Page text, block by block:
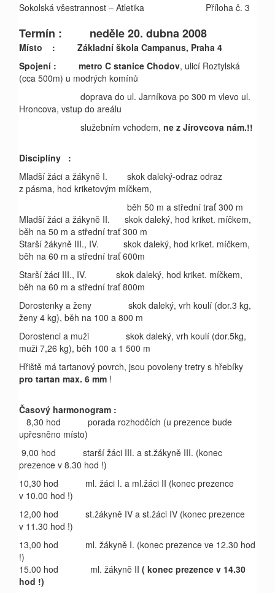
Sokolská všestrannost – Atletika Příloha č. 3
Termín : neděle 20. dubna 2008
Místo
: Základní škola Campanus, Praha 4
Spojení : metro C stanice Chodov, ulicí Roztylská
(cca 500m) u modrých komínů
doprava do ul. Jarníkova po 300 m vlevo ul.
Hroncova, vstup do areálu
služebním vchodem, ne z Jírovcova nám.!!
Disciplíny :
Mladší žáci a žákyně I. skok daleký-odraz odraz
z pásma, hod kriketovým míčkem,
běh 50 m a střední trať 300 m
Mladší žáci a žákyně II. skok daleký, hod kriket. míčkem,
běh na 50 m a střední trať 300 m
Starší žákyně III., IV. skok daleký, hod kriket. míčkem,
běh na 60 m a střední trať 600m
Starší žáci III., IV. skok daleký, hod kriket. míčkem,
běh na 60 m a střední trať 800m
Dorostenky a ženy skok daleký, vrh koulí (dor.3 kg,
ženy 4 kg), běh na 100 a 800 m
Dorostenci a muži
skok daleký, vrh koulí (dor.5kg,
muži 7,26 kg), běh 100 a 1 500 m
Hřiště má tartanový povrch, jsou povoleny tretry s hřebíky
pro tartan max. 6 mm !
Časový harmonogram :
8,30 hod
porada rozhodčích (u prezence bude
upřesněno místo)
9,00 hod starší žáci III. a st.žákyně III. (konec
prezence v 8.30 hod !)
10,30 hod ml. žáci I. a ml.žáci II (konec prezence
v 10.00 hod !)
12,00 hod st.žákyně IV a st.žáci IV (konec prezence
v 11.30 hod !)
13,00 hod ml. žákyně I. (konec prezence ve 12.30 hod
!)
15.00 hod ml. žákyně II ( konec prezence v 14.30
hod !)